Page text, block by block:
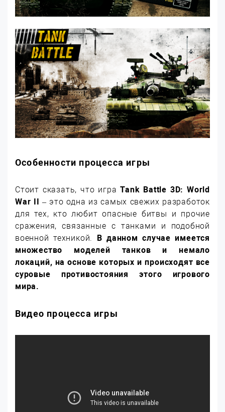
Особенности процесса игры
Стоит сказать, что играTank Battle 3D: World
War II
– это одна из самых свежих разработок
для тех, кто любит опасные битвы и прочие
сражения, связанные с танками и подобной
военной техникой.
В данном случае имеется
множество моделей танков и немало
локаций, на основе которых и происходят все
суровые противостояния этого игрового
мира.
Видео процесса игры